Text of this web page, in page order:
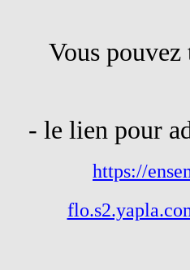
Vous pouvez
- le lien pour
https://